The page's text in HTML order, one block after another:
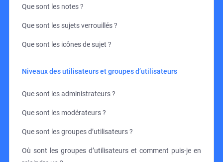
Que sont les notes ?
Que sont les sujets verrouillés ?
Que sont les icônes de sujet ?
Niveaux des utilisateurs et groupes d’utilisateurs
Que sont les administrateurs ?
Que sont les modérateurs ?
Que sont les groupes d’utilisateurs ?
Où sont les groupes d’utilisateurs et comment puis-je en